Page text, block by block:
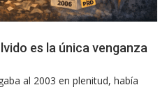
es la única venganza
al 2003 en plenitud, había